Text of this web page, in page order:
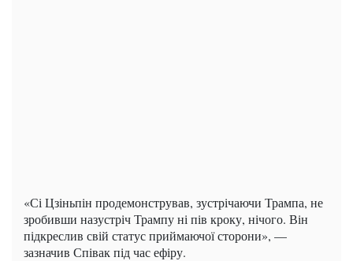
«Сі Цзіньпін продемонстрував, зустрічаючи Трампа, не
зробивши назустріч Трампу ні пів кроку, нічого. Він
підкреслив свій статус приймаючої сторони», —
зазначив Співак під час ефіру.